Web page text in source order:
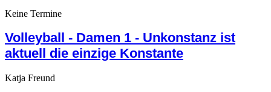
Keine Termine
Volleyball - Damen 1 - Unkonstanz ist
aktuell die einzige Konstante
Katja Freund